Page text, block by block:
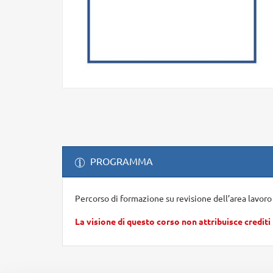
PROGRAMMA
Percorso di formazione su revisione dell’area lavoro
La visione di questo corso non attribuisce